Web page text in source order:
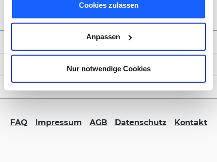
Cookies zulassen
Anpassen
Nur notwendige Cookies
Zahlungsmöglichkeiten
Service & Kontakt
FORMBLITZ B2B
FAQ Impressum AGB Datenschutz Kontakt